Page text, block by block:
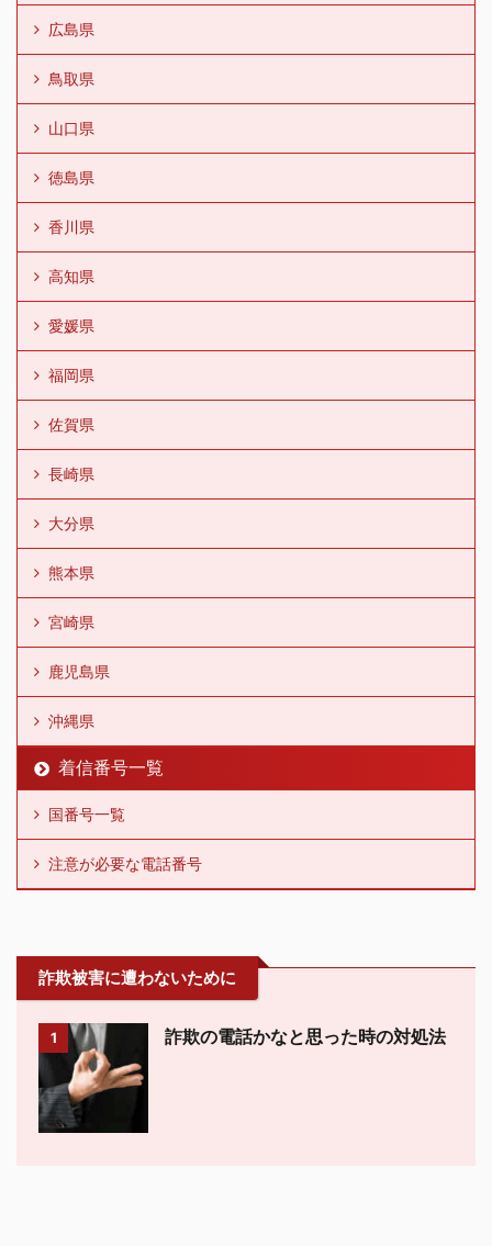
広島県
鳥取県
山口県
徳島県
香川県
高知県
愛媛県
福岡県
佐賀県
長崎県
大分県
熊本県
宮崎県
鹿児島県
沖縄県
着信番号一覧
国番号一覧
注意が必要な電話番号
詐欺被害に遭わないために
1 詐欺の電話かなと思った時の対処法